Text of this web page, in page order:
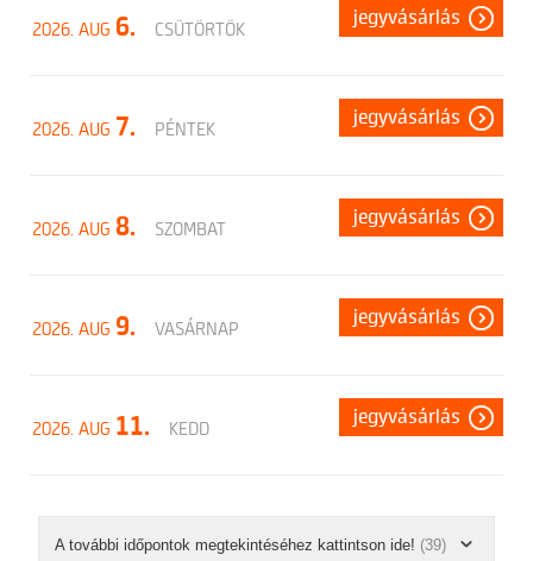
2026. AUG 6. CSÜTÖRTÖK
jegyvásárlás
2026. AUG 7. PÉNTEK
jegyvásárlás
2026. AUG 8. SZOMBAT
jegyvásárlás
2026. AUG 9. VASÁRNAP
jegyvásárlás
2026. AUG 11. KEDD
jegyvásárlás
A további időpontok megtekintéséhez kattintson ide! (39)